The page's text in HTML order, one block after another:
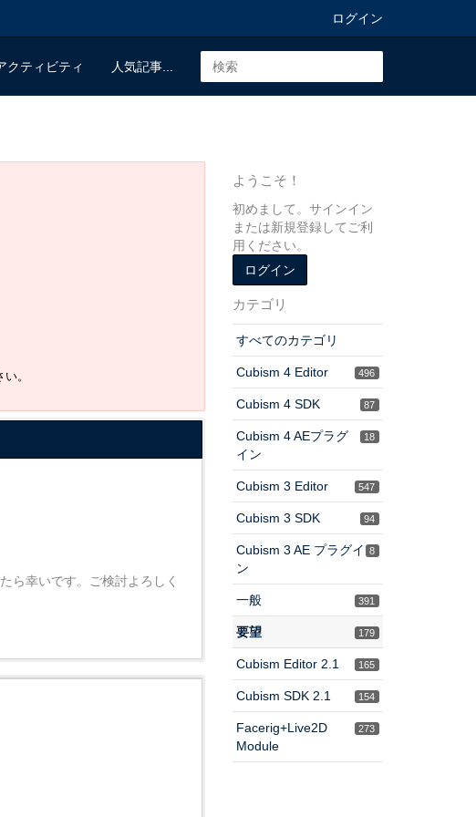
ログイン
クティビティ 人気記事...
。
ら幸いです。ご検討よろしく
ようこそ！
初めまして。サインイン
または新規登録してご利
用ください。
ログイン
カテゴリ
すべてのカテゴリ
496
Cubism 4 Editor
87
Cubism 4 SDK
18
Cubism 4 AEプラグ
イン
547
Cubism 3 Editor
94
Cubism 3 SDK
8
Cubism 3 AE プラグイ
ン
391
一般
179
要望
165
Cubism Editor 2.1
154
Cubism SDK 2.1
273
Facerig+Live2D
Module